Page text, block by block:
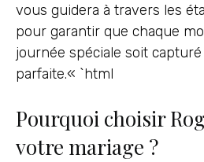
vous guidera à travers les
pour garantir que chaque
journée spéciale soit
parfaite.« `html
Pourquoi choisir
votre mariage ?